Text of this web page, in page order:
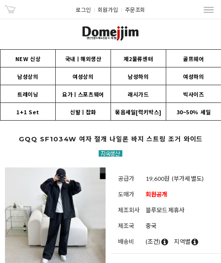
로그인 회원가입 주문조회
NEW 신상 국내ㅣ해외생산 제2물류센터 골프웨어
남성상의 여성상의 남성하의 여성하의
트레이닝 요가ㅣ스포츠웨어 래시가드 빅사이즈
1+1 Set 신발ㅣ잡화 묶음세일[럭키박스] 30~50% 세일
GQQ SF1034W 여자 절개 나일론 바지 스트링 조거 와이드
공급가 19,600원 (부가세 별도)
도매가 회원공개
제조회사 블루모드 제휴사
제조국 중국
배송비 (조건) 지역별